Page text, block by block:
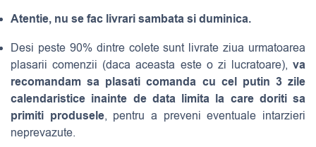
Atentie, nu se fac livrari sambata si duminica.
Desi peste 90% dintre colete sunt livrate ziua urmatoarea
plasarii comenzii (daca aceasta este o zi lucratoare), va
recomandam sa plasati comanda cu cel putin 3 zile
calendaristice inainte de data limita la care doriti sa
primiti produsele, pentru a preveni eventuale intarzieri
neprevazute.